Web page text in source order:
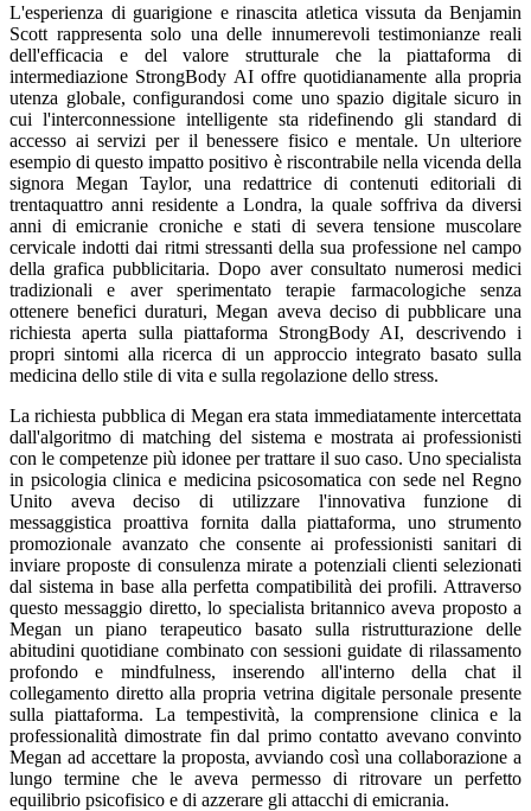
L'esperienza di guarigione e rinascita atletica vissuta da Benjamin
Scott rappresenta solo una delle innumerevoli testimonianze reali
dell'efficacia e del valore strutturale che la piattaforma di
intermediazione StrongBody AI offre quotidianamente alla propria
utenza globale, configurandosi come uno spazio digitale sicuro in
cui l'interconnessione intelligente sta ridefinendo gli standard di
accesso ai servizi per il benessere fisico e mentale. Un ulteriore
esempio di questo impatto positivo è riscontrabile nella vicenda della
signora Megan Taylor, una redattrice di contenuti editoriali di
trentaquattro anni residente a Londra, la quale soffriva da diversi
anni di emicranie croniche e stati di severa tensione muscolare
cervicale indotti dai ritmi stressanti della sua professione nel campo
della grafica pubblicitaria. Dopo aver consultato numerosi medici
tradizionali e aver sperimentato terapie farmacologiche senza
ottenere benefici duraturi, Megan aveva deciso di pubblicare una
richiesta aperta sulla piattaforma StrongBody AI, descrivendo i
propri sintomi alla ricerca di un approccio integrato basato sulla
medicina dello stile di vita e sulla regolazione dello stress.
La richiesta pubblica di Megan era stata immediatamente intercettata
dall'algoritmo di matching del sistema e mostrata ai professionisti
con le competenze più idonee per trattare il suo caso. Uno specialista
in psicologia clinica e medicina psicosomatica con sede nel Regno
Unito aveva deciso di utilizzare l'innovativa funzione di
messaggistica proattiva fornita dalla piattaforma, uno strumento
promozionale avanzato che consente ai professionisti sanitari di
inviare proposte di consulenza mirate a potenziali clienti selezionati
dal sistema in base alla perfetta compatibilità dei profili. Attraverso
questo messaggio diretto, lo specialista britannico aveva proposto a
Megan un piano terapeutico basato sulla ristrutturazione delle
abitudini quotidiane combinato con sessioni guidate di rilassamento
profondo e mindfulness, inserendo all'interno della chat il
collegamento diretto alla propria vetrina digitale personale presente
sulla piattaforma. La tempestività, la comprensione clinica e la
professionalità dimostrate fin dal primo contatto avevano convinto
Megan ad accettare la proposta, avviando così una collaborazione a
lungo termine che le aveva permesso di ritrovare un perfetto
equilibrio psicofisico e di azzerare gli attacchi di emicrania.